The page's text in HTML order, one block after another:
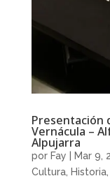
Presentación
Vernácula –
Alpujarra
por Fay Mar 9,
Cultura, Historia,